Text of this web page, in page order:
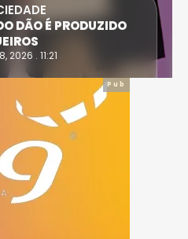
DÃO É PRODUZIDO
2026 . 11:21
Pub